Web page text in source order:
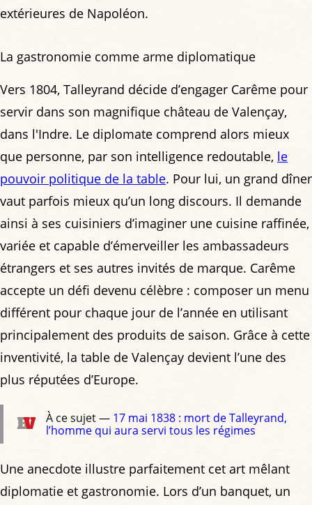
extérieures de Napoléon.
La gastronomie comme arme diplomatique
Vers 1804, Talleyrand décide d’engager Carême pour
servir dans son magnifique château de Valençay,
dans l'Indre. Le diplomate comprend alors mieux
que personne, par son intelligence redoutable, le
pouvoir politique de la table. Pour lui, un grand dîner
vaut parfois mieux qu’un long discours. Il demande
ainsi à ses cuisiniers d’imaginer une cuisine raffinée,
variée et capable d’émerveiller les ambassadeurs
étrangers et ses autres invités de marque. Carême
accepte un défi devenu célèbre : composer un menu
différent pour chaque jour de l’année en utilisant
principalement des produits de saison. Grâce à cette
inventivité, la table de Valençay devient l’une des
plus réputées d’Europe.
À ce sujet — 17 mai 1838 : mort de Talleyrand,
l’homme qui aura servi tous les régimes
Une anecdote illustre parfaitement cet art mêlant
diplomatie et gastronomie. Lors d’un banquet, un